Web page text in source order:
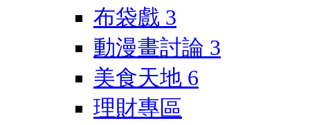
布袋戲 3
動漫畫討論 3
美食天地 6
理財專區